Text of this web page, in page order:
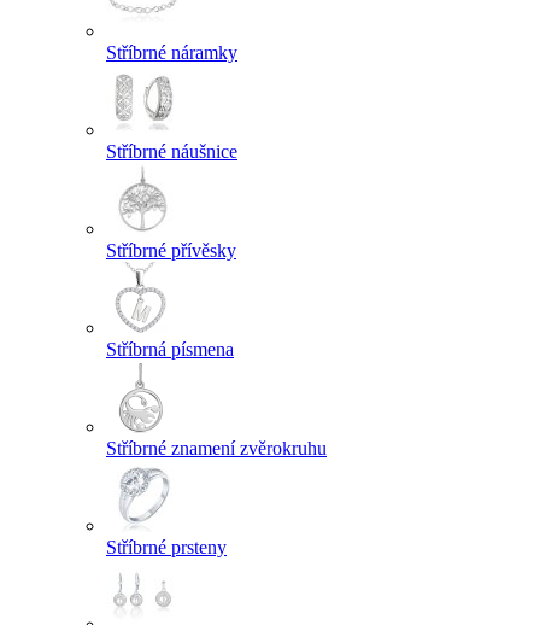
Stříbrné náramky
Stříbrné náušnice
Stříbrné přívěsky
Stříbrná písmena
Stříbrné znamení zvěrokruhu
Stříbrné prsteny